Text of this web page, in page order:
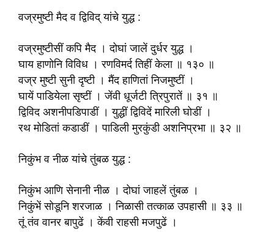
वज्रमुष्टी मैद व द्विविद् यांचे युद्ध :
वज्रमुष्टीसीं कपि मैद । दोघां जालें दुर्धर युद्ध ।
घाय हाणोनि विविध । रणविमर्द तिहीं केला ॥ १३० ॥
वज्र मुष्टी सुनी दृष्टी । मैंद हाणितां निजमुष्टीं ।
घायें पाडियेला सृष्टीं । जेंवी धूर्जटी त्रिपुरातें ॥ ३१ ॥
द्विविद अशनीपडिपाडीं । युद्धीं द्विविदें मारिली घोडीं ।
रथ मोडितां कडाडीं । पाडिली मुरकुंडी अशनिप्रभा ॥ ३२ ॥
निकुंभ व नीळ यांचे तुंबळ युद्ध :
निकुंभ आणि सेनानी नीळ । दोघां जाहलें तुंबळ ।
निकुंभें सोडूनि शरजाळ । निळासी तत्काळ उपहासी ॥ ३३ ॥
तूं तंव वानर बापुढें । केंवी राहसी मजपुढें ।